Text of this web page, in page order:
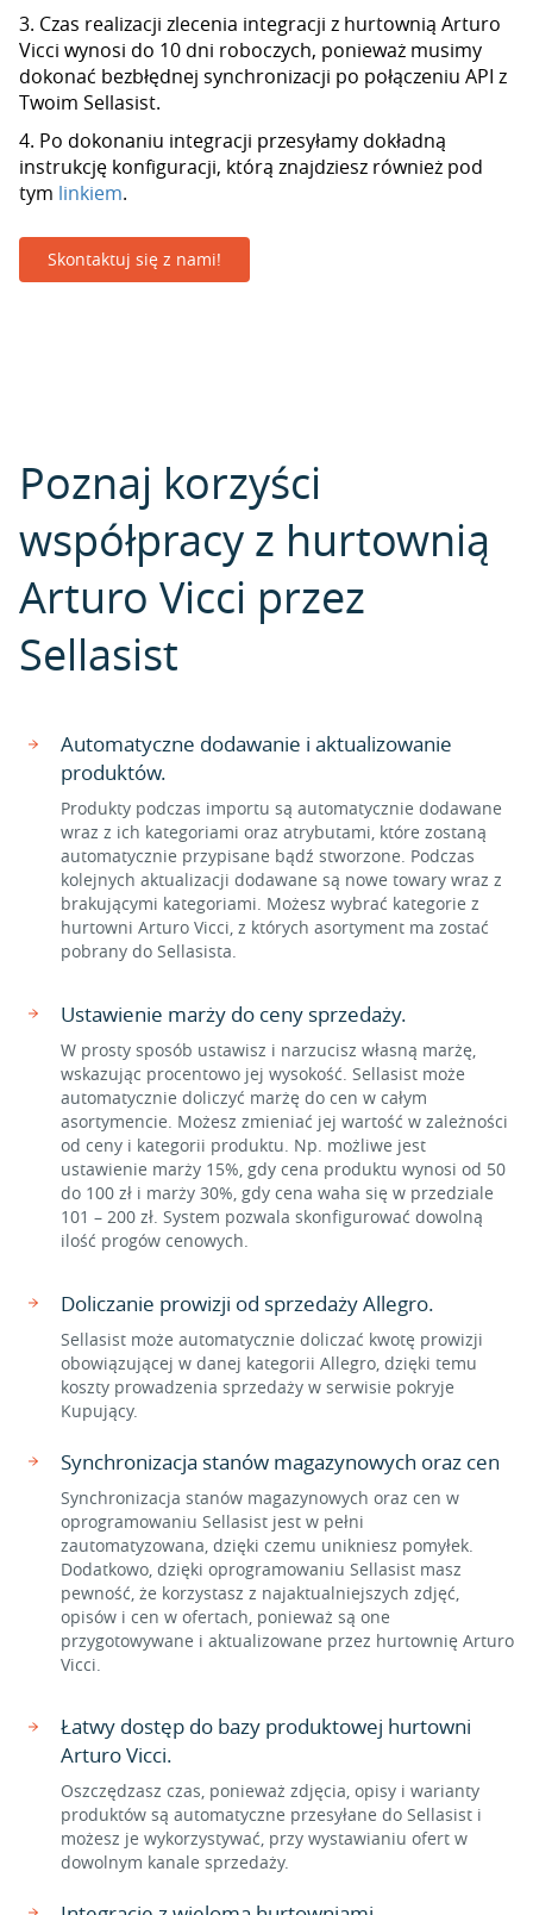
3. Czas realizacji zlecenia integracji z hurtownią Arturo
Vicci wynosi do 10 dni roboczych, ponieważ musimy
dokonać bezbłędnej synchronizacji po połączeniu API z
Twoim Sellasist.
4. Po dokonaniu integracji przesyłamy dokładną
instrukcję konfiguracji, którą znajdziesz również pod
tym linkiem.
Skontaktuj się z nami!
Poznaj korzyści
współpracy z hurtownią
Arturo Vicci przez
Sellasist
Automatyczne dodawanie i aktualizowanie
produktów.
Produkty podczas importu są automatycznie dodawane
wraz z ich kategoriami oraz atrybutami, które zostaną
automatycznie przypisane bądź stworzone. Podczas
kolejnych aktualizacji dodawane są nowe towary wraz z
brakującymi kategoriami. Możesz wybrać kategorie z
hurtowni Arturo Vicci, z których asortyment ma zostać
pobrany do Sellasista.
Ustawienie marży do ceny sprzedaży.
W prosty sposób ustawisz i narzucisz własną marżę,
wskazując procentowo jej wysokość. Sellasist może
automatycznie doliczyć marżę do cen w całym
asortymencie. Możesz zmieniać jej wartość w zależności
od ceny i kategorii produktu. Np. możliwe jest
ustawienie marży 15%, gdy cena produktu wynosi od 50
do 100 zł i marży 30%, gdy cena waha się w przedziale
101 – 200 zł. System pozwala skonfigurować dowolną
ilość progów cenowych.
Doliczanie prowizji od sprzedaży Allegro.
Sellasist może automatycznie doliczać kwotę prowizji
obowiązującej w danej kategorii Allegro, dzięki temu
koszty prowadzenia sprzedaży w serwisie pokryje
Kupujący.
Synchronizacja stanów magazynowych oraz cen
Synchronizacja stanów magazynowych oraz cen w
oprogramowaniu Sellasist jest w pełni
zautomatyzowana, dzięki czemu unikniesz pomyłek.
Dodatkowo, dzięki oprogramowaniu Sellasist masz
pewność, że korzystasz z najaktualniejszych zdjęć,
opisów i cen w ofertach, ponieważ są one
przygotowywane i aktualizowane przez hurtownię Arturo
Vicci.
Łatwy dostęp do bazy produktowej hurtowni
Arturo Vicci.
Oszczędzasz czas, ponieważ zdjęcia, opisy i warianty
produktów są automatyczne przesyłane do Sellasist i
możesz je wykorzystywać, przy wystawianiu ofert w
dowolnym kanale sprzedaży.